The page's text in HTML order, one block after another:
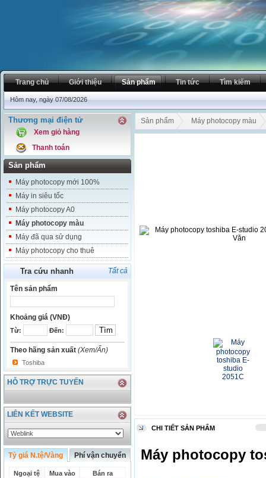
Trang chủ Giới thiệu Sản phẩm Tin tức Tìm kiếm
Hôm nay, ngày 07/08/2026
Thương mại điện tử
Xem giỏ hàng
Thanh toán
Sản phẩm
Máy photocopy mới 100%
Máy in siêu tốc
Máy photocopy A0
Máy photocopy màu
Máy đã qua sử dụng
Máy photocopy cho thuê
Tra cứu nhanh Tất cả
Tên sản phẩm
Khoảng giá (VNĐ)
Từ: Đến:
Theo hãng sản xuất (Xem/Ẩn)
Toshiba
HỖ TRỢ TRỰC TUYẾN
LIÊN KẾT WEBSITE
Tỷ giá N.tệ/Vàng Phí vận chuyển
Ngoại tệ Mua vào
Bán ra
Sản phẩm Máy photocopy màu
CHI TIẾT SẢN PHẨM
Máy photocopy